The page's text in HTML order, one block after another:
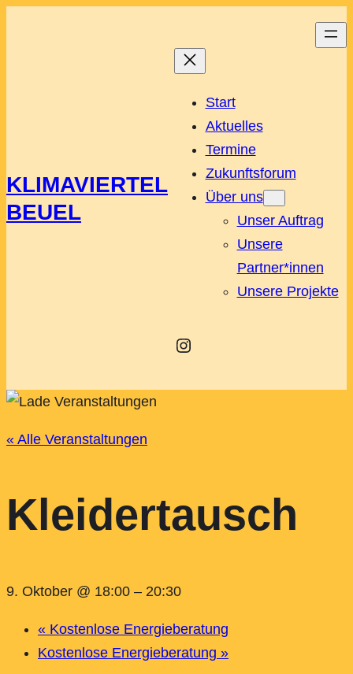
KLIMAVIERTEL
BEUEL
Start
Aktuelles
Termine
Zukunftsforum
Über uns
Unser Auftrag
Unsere
Partner*innen
Unsere Projekte
Instagram
« Alle Veranstaltungen
Kleidertausch
9. Oktober @ 18:00 – 20:30
« Kostenlose Energieberatung
Kostenlose Energieberatung »